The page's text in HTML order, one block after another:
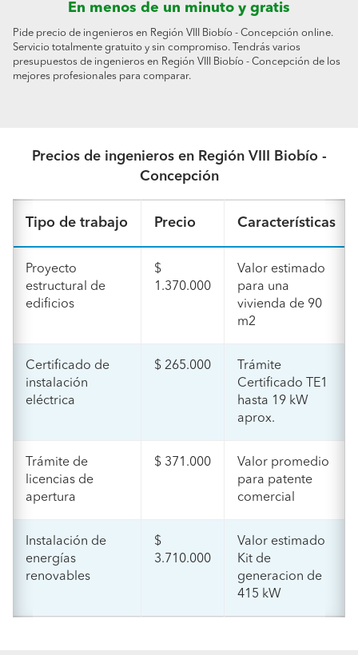
En menos de un minuto y gratis
Pide precio de ingenieros en Región VIII Biobío - Concepción online.
Servicio totalmente gratuito y sin compromiso. Tendrás varios
presupuestos de ingenieros en Región VIII Biobío - Concepción de los
mejores profesionales para comparar.
Precios de ingenieros en Región VIII Biobío -
Concepción
Tipo de trabajo Precio Características
Proyecto
estructural de
edificios
$
1.370.000
Valor estimado
para una
vivienda de 90
m2
Certificado de
instalación
eléctrica
$ 265.000
Trámite
Certificado TE1
hasta 19 kW
aprox.
Trámite de
licencias de
apertura
$ 371.000
Valor promedio
para patente
comercial
Instalación de
energías
renovables
$
3.710.000
Valor estimado
Kit de
generacion de
415 kW